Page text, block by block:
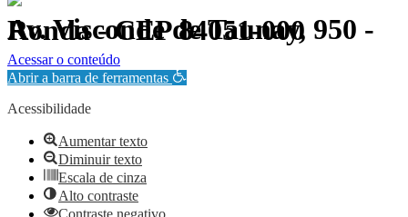
Av. Visconde de Taunay, 950 - Ronda - CEP 84051-000
Política de Privacidade.
Acessar o conteúdo
Abrir a barra de ferramentas
Acessibilidade
Aumentar texto
Diminuir texto
Escala de cinza
Alto contraste